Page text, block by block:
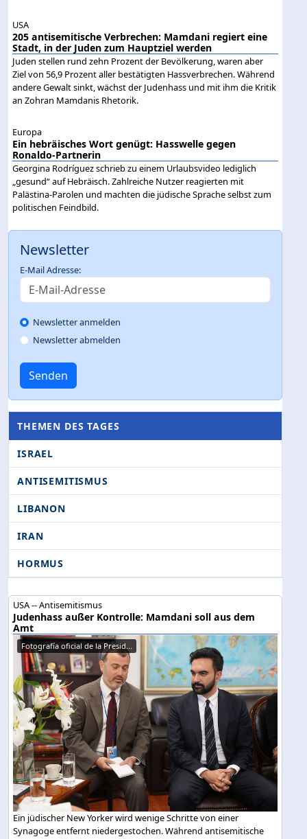
USA
205 antisemitische Verbrechen: Mamdani regiert eine
Stadt, in der Juden zum Hauptziel werden
Juden stellen rund zehn Prozent der Bevölkerung, waren aber
Ziel von 56,9 Prozent aller bestätigten Hassverbrechen. Während
andere Gewalt sinkt, wächst der Judenhass und mit ihm die Kritik
an Zohran Mamdanis Rhetorik.
Europa
Ein hebräisches Wort genügt: Hasswelle gegen
Ronaldo-Partnerin
Georgina Rodríguez schrieb zu einem Urlaubsvideo lediglich
„gesund“ auf Hebräisch. Zahlreiche Nutzer reagierten mit
Palästina-Parolen und machten die jüdische Sprache selbst zum
politischen Feindbild.
Newsletter
E-Mail Adresse:
Newsletter anmelden
Newsletter abmelden
Senden
THEMEN DES TAGES
ISRAEL
ANTISEMITISMUS
LIBANON
IRAN
HORMUS
USA -- Antisemitismus
Judenhass außer Kontrolle: Mamdani soll aus dem
Amt
Fotografía oficial de la Presid...
Ein jüdischer New Yorker wird wenige Schritte von einer
Synagoge entfernt niedergestochen. Während antisemitische